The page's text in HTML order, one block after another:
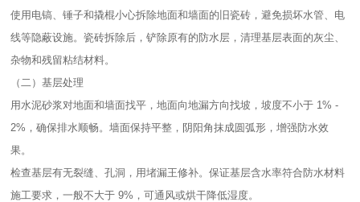
使用电镐、锤子和撬棍小心拆除地面和墙面的旧瓷砖，避免损坏水管、电
线等隐蔽设施。瓷砖拆除后，铲除原有的防水层，清理基层表面的灰尘、
杂物和残留粘结材料。​
（二）基层处理​
用水泥砂浆对地面和墙面找平，地面向地漏方向找坡，坡度不小于 1% -
2%，确保排水顺畅。墙面保持平整，阴阳角抹成圆弧形，增强防水效
果。​
检查基层有无裂缝、孔洞，用堵漏王修补。保证基层含水率符合防水材料
施工要求，一般不大于 9%，可通风或烘干降低湿度。​